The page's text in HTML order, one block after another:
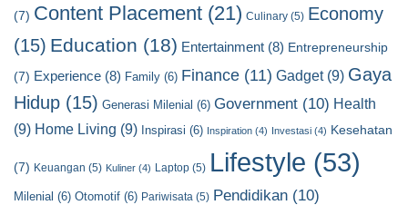
g
r
y
(7) Content Placement (21) Culinary (5) Economy
(15) Education (18) Entertainment (8) Entrepreneurship
(7) Experience (8) Family (6) Finance (11) Gadget(9) Gaya
Hidup (15) Generasi Milenial (6) Government (10) Health
(9) Home Living (9) Inspirasi (6) Inspiration (4) Investasi (4) Kesehatan
(7) Keuangan (5) Kuliner (4) Laptop (5) Lifestyle (53)
Milenial (6) Otomotif (6) Pariwisata (5) Pendidikan (10)